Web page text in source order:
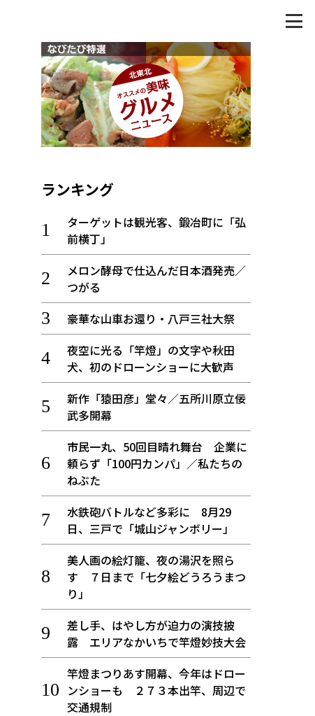
ランキング
ターゲットは観光客、鍛冶町に「弘
前横丁」
メロン酵母で仕込んだ日本酒発売／
つがる
豪華な山車お還り・八戸三社大祭
夜空に光る「竿燈」の文字や秋田
犬、初のドローンショーに大歓声
新作「猿田彦」堂々／五所川原立佞
武多開幕
市民一丸、50回目晴れ舞台 企業に
頼らず「100円カンパ」／私たちの
ねぶた
水鉄砲バトルなど多彩に 8月29
日、三戸で「城山ジャンボリー」
美人画の絵灯籠、夜の湯沢を照ら
す ７日まで「七夕絵どうろうまつ
り」
差し手、はやし方が迫力の演技披
露 エリアなかいちで竿燈妙技大会
竿燈まつりあす開幕、今年はドロー
ンショーも ２７３本出竿、周辺で
交通規制